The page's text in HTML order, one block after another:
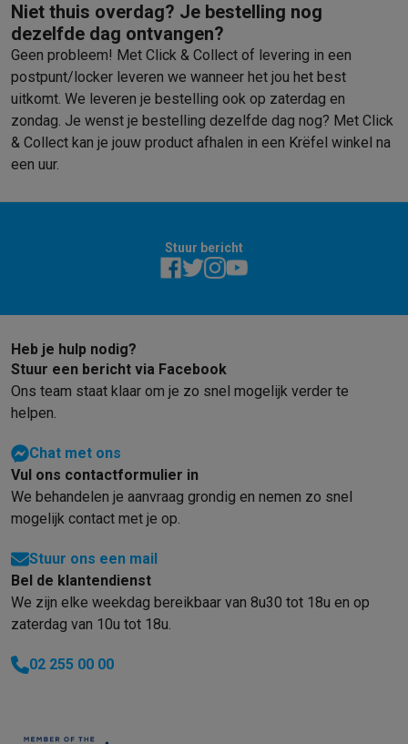
Niet thuis overdag? Je bestelling nog
dezelfde dag ontvangen?
Geen probleem! Met Click & Collect of levering in een
postpunt/locker leveren we wanneer het jou het best
uitkomt. We leveren je bestelling ook op zaterdag en
zondag. Je wenst je bestelling dezelfde dag nog? Met Click
& Collect kan je jouw product afhalen in een Krëfel winkel na
een uur.
Stuur bericht
Heb je hulp nodig?
Stuur een bericht via Facebook
Ons team staat klaar om je zo snel mogelijk verder te
helpen.
Chat met ons
Vul ons contactformulier in
We behandelen je aanvraag grondig en nemen zo snel
mogelijk contact met je op.
Stuur ons een mail
Bel de klantendienst
We zijn elke weekdag bereikbaar van 8u30 tot 18u en op
zaterdag van 10u tot 18u.
02 255 00 00